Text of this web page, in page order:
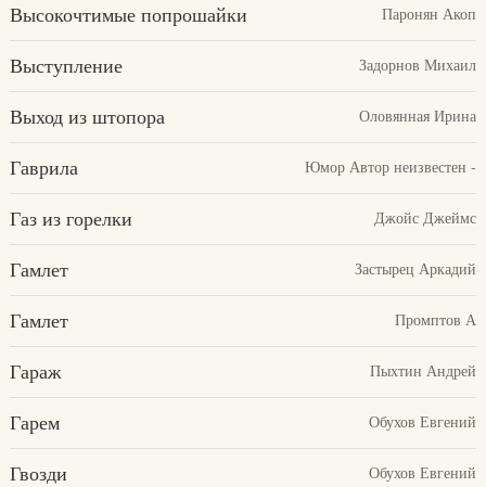
Высокочтимые попрошайки Паронян Акоп
Выступление Задорнов Михаил
Выход из штопора Оловянная Ирина
Гаврила Юмор Автор неизвестен -
Газ из горелки Джойс Джеймс
Гамлет Застырец Аркадий
Гамлет Промптов А
Гараж Пыхтин Андрей
Гарем Обухов Евгений
Гвозди Обухов Евгений